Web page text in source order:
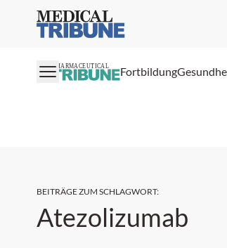
Medical Tribune
PHARMACEUTICAL Fortbildung
BEITRÄGE ZUM SCHLAGWORT:
Atezolizumab